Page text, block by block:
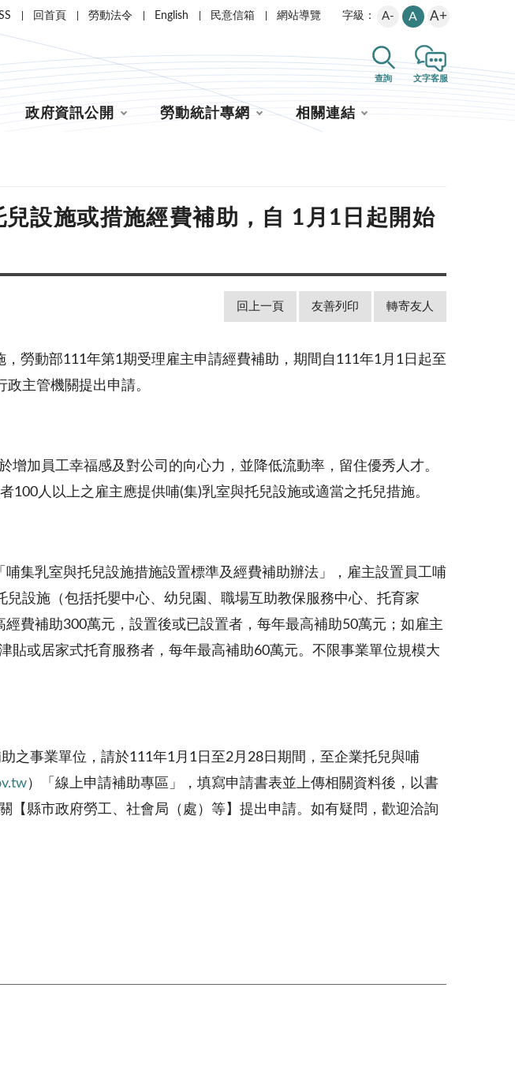
回首頁 勞動法令 English 民意信箱 網站導覽 字級： A- A A+
查詢 文字客服
政府資訊公開 勞動統計專網 相關連結
設施或措施經費補助，自 1月1日起開始
回上一頁 友善列印 轉寄友人
勞動部111年第1期受理雇主申請經費補助，期間自111年1月1日起至
主管機關提出申請。
增加員工幸福感及對公司的向心力，並降低流動率，留住優秀人才。
100人以上之雇主應提供哺(集)乳室與托兒設施或適當之托兒措施。
集乳室與托兒設施措施設置標準及經費補助辦法」，雇主設置員工哺
兒設施（包括托嬰中心、幼兒園、職場互助教保服務中心、托育家
費補助300萬元，設置後或已設置者，每年最高補助50萬元；如雇主
貼或居家式托育服務者，每年最高補助60萬元。不限事業單位規模大
之事業單位，請於111年1月1日至2月28日期間，至企業托兒與哺
）「線上申請補助專區」，填寫申請書表並上傳相關資料後，以書
【縣市政府勞工、社會局（處）等】提出申請。如有疑問，歡迎洽詢